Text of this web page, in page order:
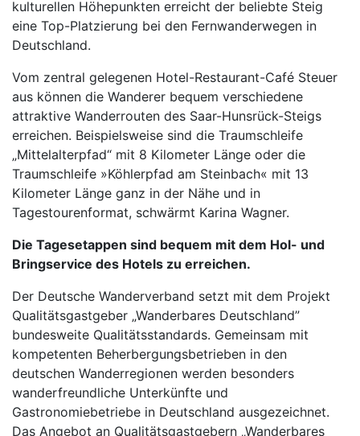
kulturellen Höhepunkten erreicht der beliebte Steig
eine Top-Platzierung bei den Fernwanderwegen in
Deutschland.
Vom zentral gelegenen Hotel-Restaurant-Café Steuer
aus können die Wanderer bequem verschiedene
attraktive Wanderrouten des Saar-Hunsrück-Steigs
erreichen. Beispielsweise sind die Traumschleife
„Mittelalterpfad“ mit 8 Kilometer Länge oder die
Traumschleife »Köhlerpfad am Steinbach« mit 13
Kilometer Länge ganz in der Nähe und in
Tagestourenformat, schwärmt Karina Wagner.
Die Tagesetappen sind bequem mit dem Hol- und
Bringservice des Hotels zu erreichen.
Der Deutsche Wanderverband setzt mit dem Projekt
Qualitätsgastgeber „Wanderbares Deutschland”
bundesweite Qualitätsstandards. Gemeinsam mit
kompetenten Beherbergungsbetrieben in den
deutschen Wanderregionen werden besonders
wanderfreundliche Unterkünfte und
Gastronomiebetriebe in Deutschland ausgezeichnet.
Das Angebot an Qualitätsgastgebern „Wanderbares